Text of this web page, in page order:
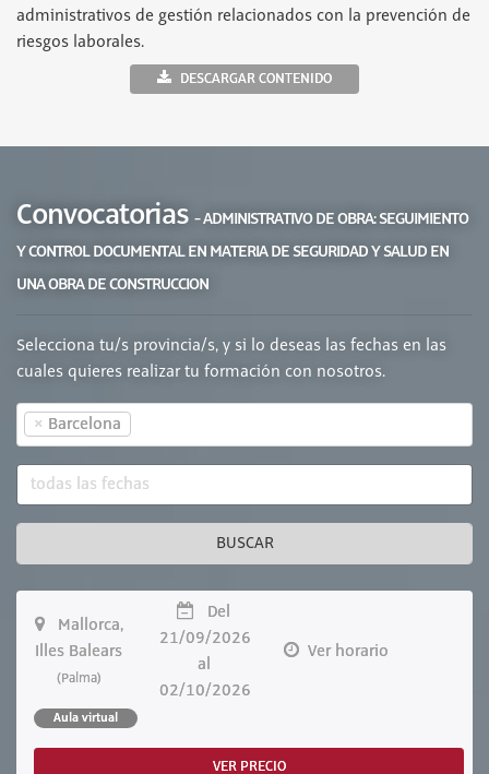
administrativos de gestión relacionados con la prevención de
riesgos laborales.
DESCARGAR CONTENIDO
Convocatorias - ADMINISTRATIVO DE OBRA: SEGUIMIENTO
Y CONTROL DOCUMENTAL EN MATERIA DE SEGURIDAD Y SALUD EN
UNA OBRA DE CONSTRUCCION
Selecciona tu/s provincia/s, y si lo deseas las fechas en las
cuales quieres realizar tu formación con nosotros.
× Barcelona
BUSCAR
Mallorca,
Illes Balears
(Palma)
Del
21/09/2026
al
02/10/2026
Ver horario
Aula virtual
VER PRECIO